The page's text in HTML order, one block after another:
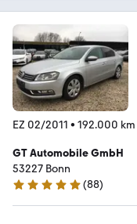
EZ 02/2011 • 192.000 km
GT Automobile GmbH
53227 Bonn
4.8 Sterne
(88)